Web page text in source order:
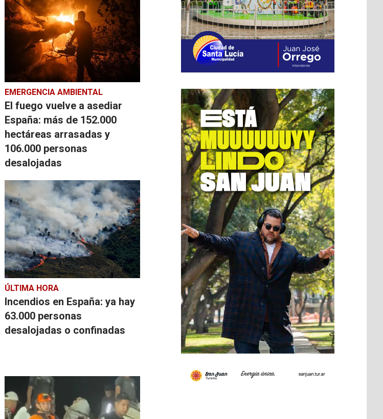
EMERGENCIA AMBIENTAL
El fuego vuelve a asediar
España: más de 152.000
hectáreas arrasadas y
106.000 personas
desalojadas
ÚLTIMA HORA
Incendios en España: ya hay
63.000 personas
desalojadas o confinadas